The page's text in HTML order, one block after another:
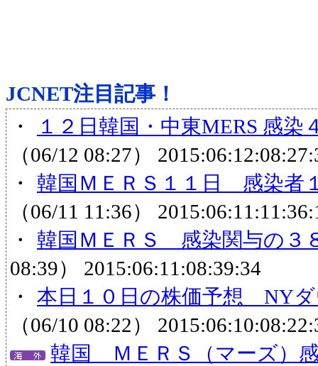
JCNET注目記事！
・
１２日韓国・中東MERS 感
（06/12 08:27）
・ 韓国ＭＥＲＳ１１日 感染者
（06/11 11:36）
・ 韓国ＭＥＲＳ 感染関与の３
08:39） 2015:06:11:08:39:34
・ 本日１０日の株価予想 NY
（06/10 08:22）
韓国 ＭＥＲＳ（マーズ）